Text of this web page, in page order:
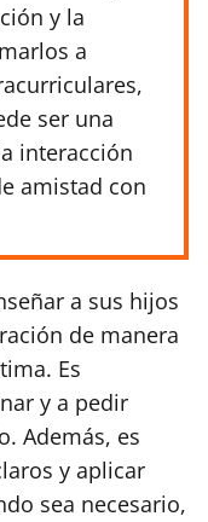
y la
a
ser una
interacción
amistad con
a sus hijos
de manera
Es
y a pedir
Además, es
y aplicar
sea necesario,